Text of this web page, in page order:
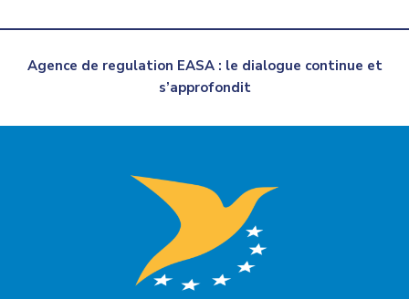
Agence de regulation EASA : le dialogue continue et
s’approfondit